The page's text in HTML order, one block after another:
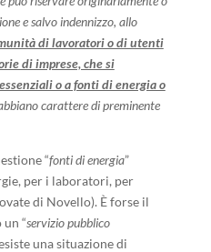
e salvo indennizzo, allo
di lavoratori o di utenti
di imprese, che si
o a fonti di energia o
carattere di preminente
“fonti di energia”
per i laboratori, per
di Novello). È forse il
“servizio pubblico
una situazione di